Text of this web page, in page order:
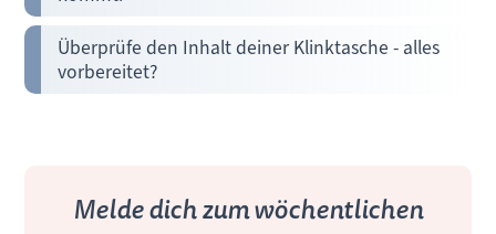
Überprüfe den Inhalt deiner Klinktasche - alles
vorbereitet?
Melde dich zum wöchentlichen